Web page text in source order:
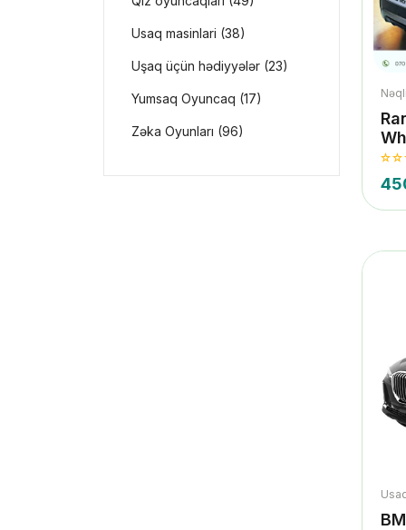
Usaq masinlari (38)
Uşaq üçün hədiyyələr (23)
Yumsaq Oyuncaq (17)
Zəka Oyunları (96)